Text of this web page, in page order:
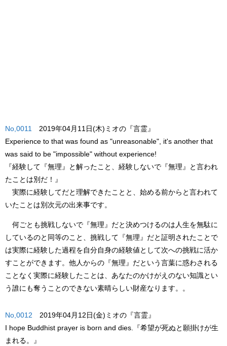
No,0011
2019年04月11日(木)ミオの『言霊』
Experience to that was found as "unreasonable", it's another that
was said to be "impossible" without experience!
『経験して『無理』と解ったこと、経験しないで『無理』と言われ
たことは別だ！』
実際に経験してだと理解できたことと、始める前から と言われて
いたことは別次元の出来事です。
何ごとも挑戦しないで 『無理』 だと決めつけるのは人生を無駄に
しているのと同等のこと、挑戦して 『無理』 だと証明されたことで
は実際に経験した過程を自分自身の経験値として次への挑戦に活か
すことができます。他人からの 『無理』 だという言葉に惑わされる
ことなく実際に経験したことは、あなたのかけがえのない知識とい
う誰にも奪うことのできない素晴らしい財産なります。。
No,0012 2019年04月12日(金)ミオの『言霊』
I hope Buddhist prayer is born and dies.
『希望が死ぬと願掛けが生
まれる。』